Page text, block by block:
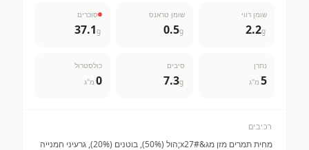
שומן רווי
2.2g
שומן טראנס
0.5g
סוכרים
37.1g
נתרן
5 מ"ג
סיבים
7.3g
כולסטרול
0 מ"ג
רכיבים
מחית תמרים מזן מג&#x27;הול (50%), בוטנים (20%), גרעיני חמנייה